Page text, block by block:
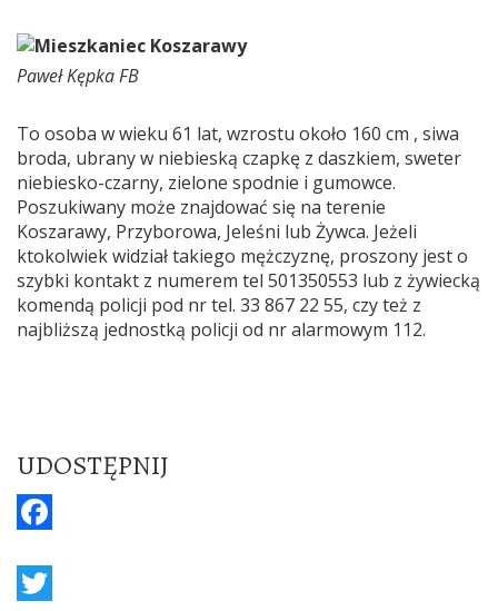
Paweł Kępka FB
To osoba w wieku 61 lat, wzrostu około 160 cm , siwa
broda, ubrany w niebieską czapkę z daszkiem, sweter
niebiesko-czarny, zielone spodnie i gumowce.
Poszukiwany może znajdować się na terenie
Koszarawy, Przyborowa, Jeleśni lub Żywca. Jeżeli
ktokolwiek widział takiego mężczyznę, proszony jest o
szybki kontakt z numerem tel 501350553 lub z żywiecką
komendą policji pod nr tel. 33 867 22 55, czy też z
najbliższą jednostką policji od nr alarmowym 112.
UDOSTĘPNIJ
a